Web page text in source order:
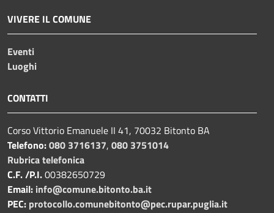
VIVERE IL COMUNE
Eventi
Luoghi
CONTATTI
Corso Vittorio Emanuele II 41, 70032 Bitonto BA
Telefono:080 3716137, 080 3751014
Rubrica telefonica
C.F. /P.I.00382650729
Email: info@comune.bitonto.ba.it
PEC: protocollo.comunebitonto@pec.rupar.puglia.it